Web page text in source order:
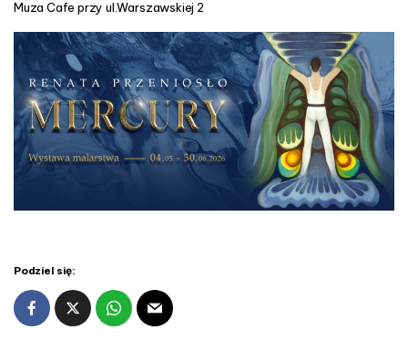
Muza Cafe przy ul.Warszawskiej 2
Podziel się: